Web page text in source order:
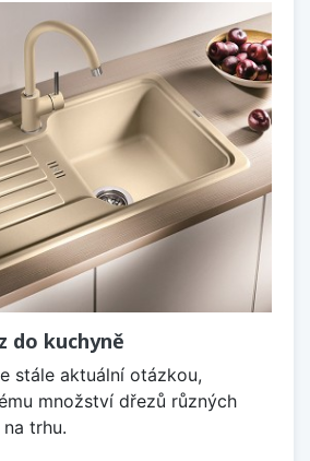
do kuchyně
stále aktuální otázkou,
množství dřezů různých
trhu.